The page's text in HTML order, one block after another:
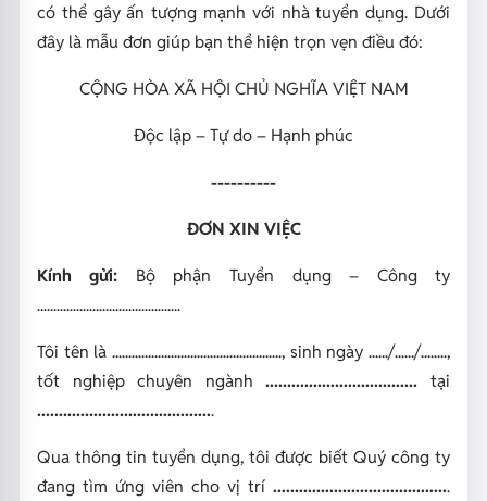
có thể gây ấn tượng mạnh với nhà tuyển dụng. Dưới
đây là mẫu đơn giúp bạn thể hiện trọn vẹn điều đó:
CỘNG HÒA XÃ HỘI CHỦ NGHĨA VIỆT NAM
Độc lập – Tự do – Hạnh phúc
----------
ĐƠN XIN VIỆC
Kính gửi: Bộ phận Tuyển dụng – Công ty
............................................
Tôi tên là ...................................................., sinh ngày ....../....../........,
tốt nghiệp chuyên ngành................................... tại
.........................................
Qua thông tin tuyển dụng, tôi được biết Quý công ty
đang tìm ứng viên cho vị trí.........................................